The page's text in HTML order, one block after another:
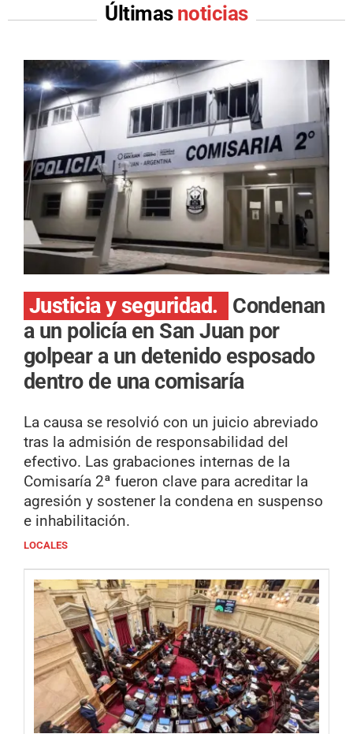
Últimas noticias
Justicia y seguridad.
Condenan
a un policía en San Juan por
golpear a un detenido esposado
dentro de una comisaría
La causa se resolvió con un juicio abreviado
tras la admisión de responsabilidad del
efectivo. Las grabaciones internas de la
Comisaría 2ª fueron clave para acreditar la
agresión y sostener la condena en suspenso
e inhabilitación.
LOCALES